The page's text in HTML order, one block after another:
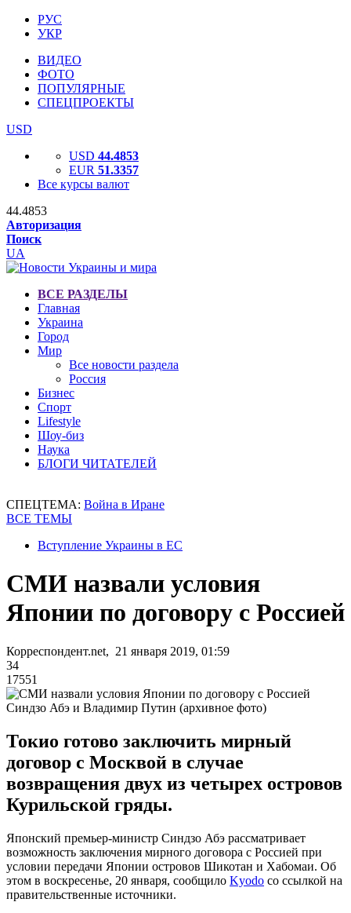
РУС
УКР
ВИДЕО
ФОТО
ПОПУЛЯРНЫЕ
СПЕЦПРОЕКТЫ
USD
USD 44.4853
EUR 51.3357
Все курсы валют
44.4853
Авторизация
Поиск
UA
ВСЕ РАЗДЕЛЫ
Главная
Украина
Город
Мир
Все новости раздела
Россия
Бизнес
Спорт
Lifestyle
Шоу-биз
Наука
БЛОГИ ЧИТАТЕЛЕЙ
СПЕЦТЕМА: Война в Иране
ВСЕ ТЕМЫ
Вступление Украины в ЕС
СМИ назвали условия
Японии по договору с Россией
Корреспондент.net, 21 января 2019, 01:59
34
17551
Синдзо Абэ и Владимир Путин (архивное фото)
Токио готово заключить мирный
договор с Москвой в случае
возвращения двух из четырех островов
Курильской гряды.
Японский премьер-министр Синдзо Абэ рассматривает
возможность заключения мирного договора с Россией при
условии передачи Японии островов Шикотан и Хабомаи. Об
этом в воскресенье, 20 января, сообщило Kyodo со ссылкой на
правительственные источники.